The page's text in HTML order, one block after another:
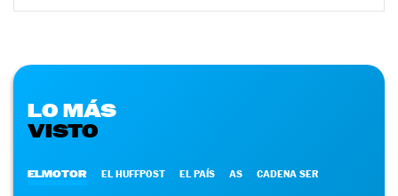
LO MÁS
VISTO
ELMOTOR EL HUFFPOST EL PAÍS AS CADENA SER